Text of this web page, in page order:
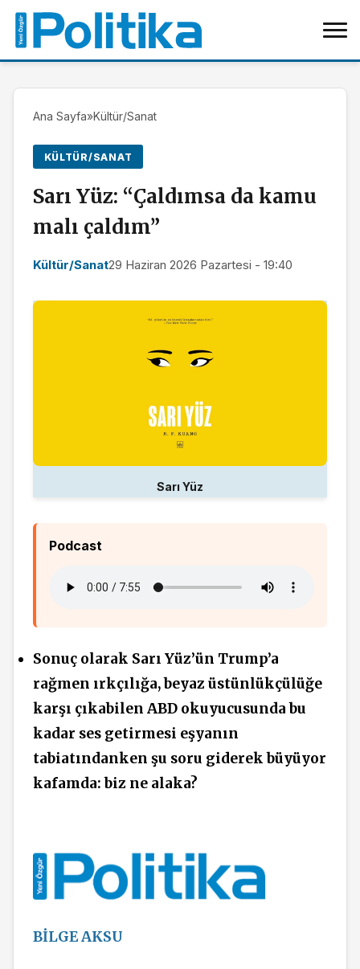
Ana Sayfa»Kültür/Sanat
KÜLTÜR/SANAT
Sarı Yüz: “Çaldımsa da kamu
malı çaldım”
Kültür/Sanat29 Haziran 2026 Pazartesi - 19:40
Sarı Yüz
Podcast
Sonuç olarak Sarı Yüz’ün Trump’a
rağmen ırkçılığa, beyaz üstünlükçülüğe
karşı çıkabilen ABD okuyucusunda bu
kadar ses getirmesi eşyanın
tabiatındanken şu soru giderek büyüyor
kafamda: biz ne alaka?
BİLGE AKSU